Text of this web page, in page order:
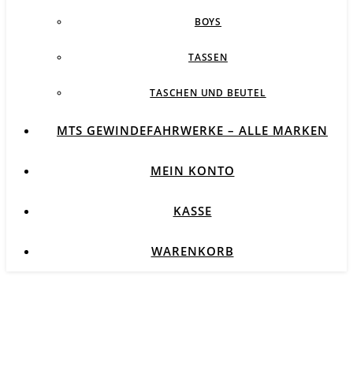
BOYS
TASSEN
TASCHEN UND BEUTEL
MTS GEWINDEFAHRWERKE – ALLE MARKEN
MEIN KONTO
KASSE
WARENKORB